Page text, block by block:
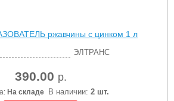
ржавчины с цинком 1 л
ЭЛТРАНС
390.00 р.
На складе В наличии: 2 шт.